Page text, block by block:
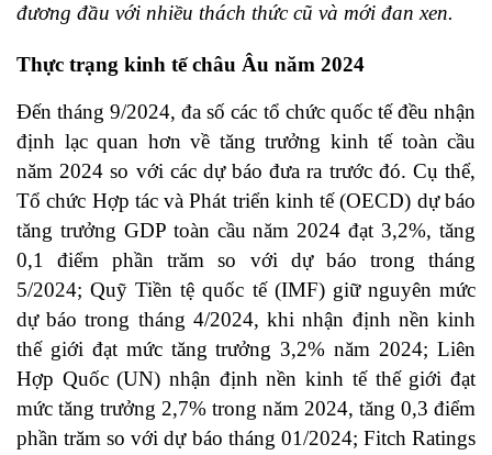
đương đầu với nhiều thách thức cũ và mới đan xen.
Thực trạng kinh tế châu Âu năm 2024
Đến tháng 9/2024, đa số các tổ chức quốc tế đều nhận
định lạc quan hơn về tăng trưởng kinh tế toàn cầu
năm 2024 so với các dự báo đưa ra trước đó. Cụ thể,
Tổ chức Hợp tác và Phát triển kinh tế (OECD) dự báo
tăng trưởng GDP toàn cầu năm 2024 đạt 3,2%, tăng
0,1 điểm phần trăm so với dự báo trong tháng
5/2024; Quỹ Tiền tệ quốc tế (IMF) giữ nguyên mức
dự báo trong tháng 4/2024, khi nhận định nền kinh
thế giới đạt mức tăng trưởng 3,2% năm 2024; Liên
Hợp Quốc (UN) nhận định nền kinh tế thế giới đạt
mức tăng trưởng 2,7% trong năm 2024, tăng 0,3 điểm
phần trăm so với dự báo tháng 01/2024; Fitch Ratings